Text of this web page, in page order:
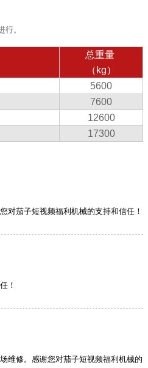
。
总重量
（kg）
5600
7600
12600
17300
对茄子短视频福利机械的支持和信任！
！
维修。感谢您对茄子短视频福利机械的